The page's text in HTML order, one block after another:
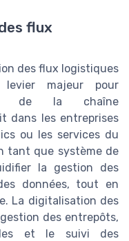
flux
des flux logistiques
levier majeur pour
de la chaîne
dans les entreprises
ou les services du
tant que système de
la gestion des
données, tout en
La digitalisation des
des entrepôts,
et le suivi des